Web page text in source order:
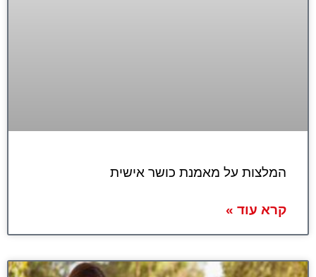
המלצות על מאמנת כושר אישית
קרא עוד »